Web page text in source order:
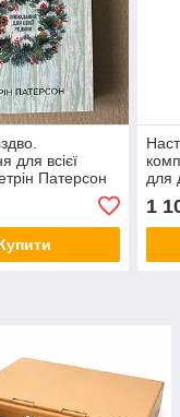
для всієї
Патерсон
для
1